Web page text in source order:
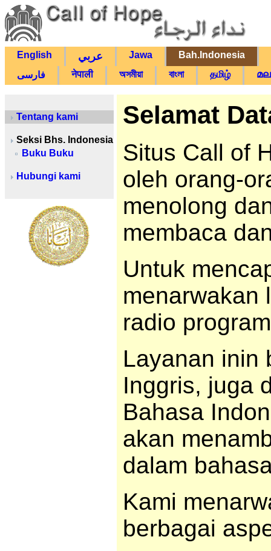
English عربي Jawa
Bah.Indonesia
فارسی
नेपाली অসমীয়া বাংলা தமிழ்
Tentang kami
Seksi Bhs. Indonesia
Buku Buku
Hubungi kami
Selamat
Situs Call of
oleh orang-
menolong
membaca
Untuk
menarwakan
radio
Layanan inin
Inggris, juga
Bahasa
akan
dalam
Kami
berbagai